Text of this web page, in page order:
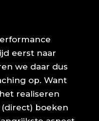
eerst naar
we daar dus
op. Want
realiseren
boeken